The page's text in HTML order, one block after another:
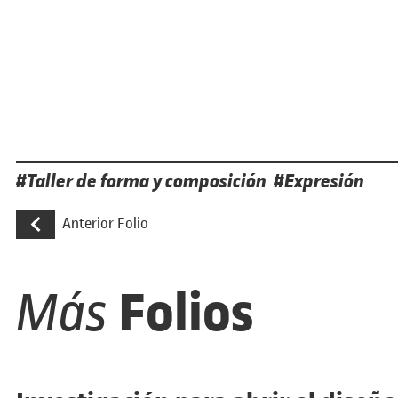
Etiquetas
Taller de forma y composición Expresión
Navegación de entradas
Anterior Folio
Más Folios